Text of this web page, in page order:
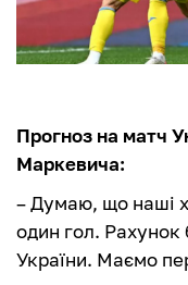
Прогноз на матч
Маркевича:
– Думаю, що наші
один гол. Рахунок
України. Маємо